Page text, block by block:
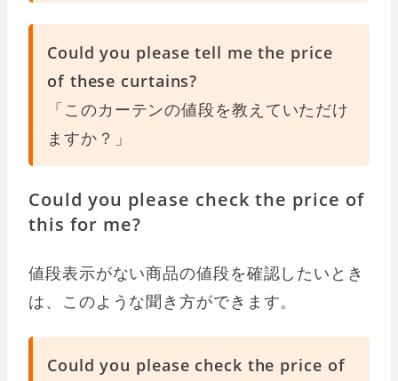
Could you please tell me the price
of these curtains?
「このカーテンの値段を教えていただけ
ますか？」
Could you please check the price of
this for me?
値段表示がない商品の値段を確認したいとき
は、このような聞き方ができます。
Could you please check the price of